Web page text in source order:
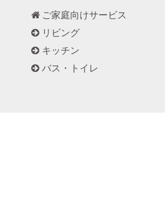
ご家庭向けサービス
リビング
キッチン
バス・トイレ